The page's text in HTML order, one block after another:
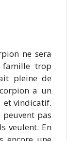
ne sera
trop
pleine de
a un
et vindicatif.
pas
veulent. En